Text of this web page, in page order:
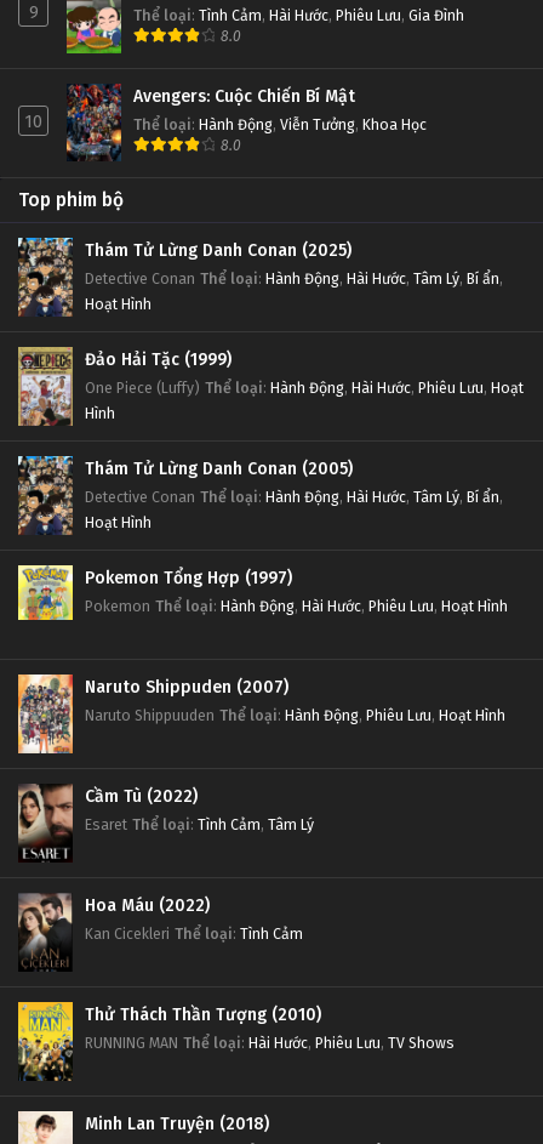
9 Thể loại: Tình Cảm, Hài Hước, Phiêu Lưu, Gia Đình
8.0
10
Avengers: Cuộc Chiến Bí Mật
Thể loại: Hành Động, Viễn Tưởng, Khoa Học
8.0
Top phim bộ
Thám Tử Lừng Danh Conan (2025)
Detective Conan Thể loại: Hành Động, Hài Hước, Tâm Lý, Bí ẩn,
Hoạt Hình
Đảo Hải Tặc (1999)
One Piece (Luffy) Thể loại: Hành Động, Hài Hước, Phiêu Lưu, Hoạt
Hình
Thám Tử Lừng Danh Conan (2005)
Detective Conan Thể loại: Hành Động, Hài Hước, Tâm Lý, Bí ẩn,
Hoạt Hình
Pokemon Tổng Hợp (1997)
Pokemon Thể loại: Hành Động, Hài Hước, Phiêu Lưu, Hoạt Hình
Naruto Shippuden (2007)
Naruto Shippuuden Thể loại: Hành Động, Phiêu Lưu, Hoạt Hình
Cầm Tù (2022)
Esaret Thể loại: Tình Cảm, Tâm Lý
Hoa Máu (2022)
Kan Cicekleri Thể loại: Tình Cảm
Thử Thách Thần Tượng (2010)
RUNNING MAN Thể loại: Hài Hước, Phiêu Lưu, TV Shows
Minh Lan Truyện (2018)